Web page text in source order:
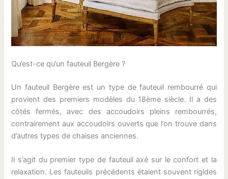
Qu’est-ce qu’un fauteuil Bergère ?
Un fauteuil Bergère est un type de fauteuil rembourré qui
provient des premiers modèles du 18ème siècle. Il a des
côtés fermés, avec des accoudoirs pleins rembourrés,
contrairement aux accoudoirs ouverts que l’on trouve dans
d’autres types de chaises anciennes.
Il s’agit du premier type de fauteuil axé sur le confort et la
relaxation. Les fauteuils précédents étaient souvent rigides